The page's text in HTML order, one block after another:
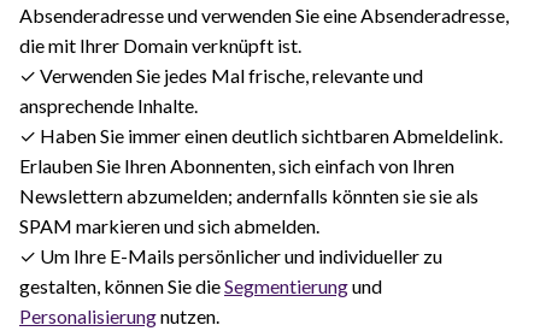
Absenderadresse und verwenden Sie eine Absenderadresse,
die mit Ihrer Domain verknüpft ist.
✓ Verwenden Sie jedes Mal frische, relevante und
ansprechende Inhalte.
✓ Haben Sie immer einen deutlich sichtbaren Abmeldelink.
Erlauben Sie Ihren Abonnenten, sich einfach von Ihren
Newslettern abzumelden; andernfalls könnten sie sie als
SPAM markieren und sich abmelden.
✓ Um Ihre E-Mails persönlicher und individueller zu
gestalten, können Sie dieSegmentierungund
Personalisierungnutzen.